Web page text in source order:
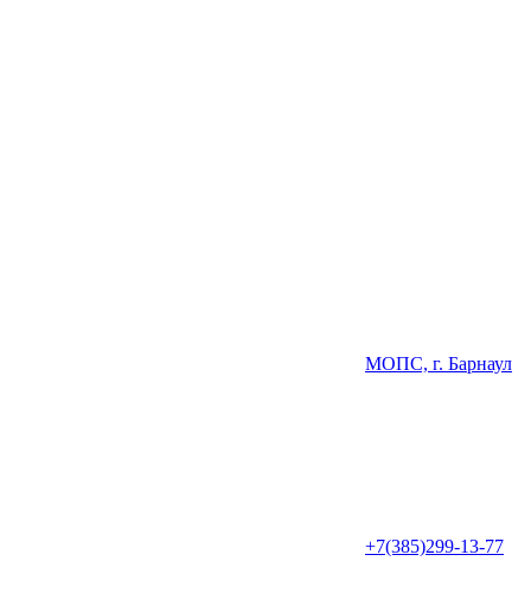
МОПС, г. Барнаул
+7(385)299-13-77